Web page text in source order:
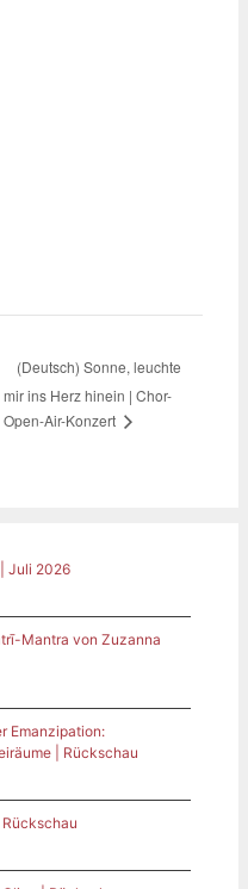
(Deutsch) Sonne, leuchte
mir ins Herz hinein | Chor-
Open-Air-Konzert
Juli 2026
Mantra von Zuzanna
Emanzipation:
| Rückschau
Rückschau